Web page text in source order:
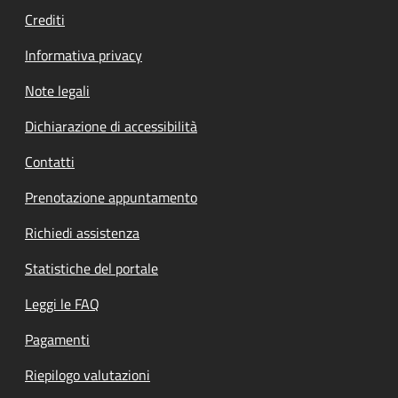
Crediti
Informativa privacy
Note legali
Dichiarazione di accessibilità
Contatti
Prenotazione appuntamento
Richiedi assistenza
Statistiche del portale
Leggi le FAQ
Pagamenti
Riepilogo valutazioni